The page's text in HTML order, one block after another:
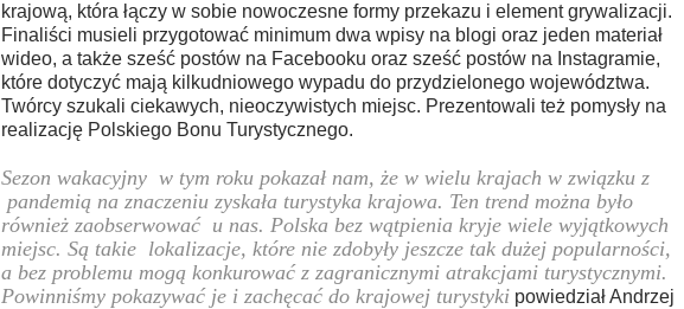
krajową, która łączy w sobie nowoczesne formy przekazu i element grywalizacji.
Finaliści musieli przygotować minimum dwa wpisy na blogi oraz jeden materiał
wideo, a także sześć postów na Facebooku oraz sześć postów na Instagramie,
które dotyczyć mają kilkudniowego wypadu do przydzielonego województwa.
Twórcy szukali ciekawych, nieoczywistych miejsc. Prezentowali też pomysły na
realizację Polskiego Bonu Turystycznego.
Sezon wakacyjny w tym roku pokazał nam, że w wielu krajach w związku z
pandemią na znaczeniu zyskała turystyka krajowa. Ten trend można było
również zaobserwować u nas. Polska bez wątpienia kryje wiele wyjątkowych
miejsc. Są takie lokalizacje, które nie zdobyły jeszcze tak dużej popularności,
a bez problemu mogą konkurować z zagranicznymi atrakcjami turystycznymi.
Powinniśmy pokazywać je i zachęcać do krajowej turystykipowiedział Andrzej